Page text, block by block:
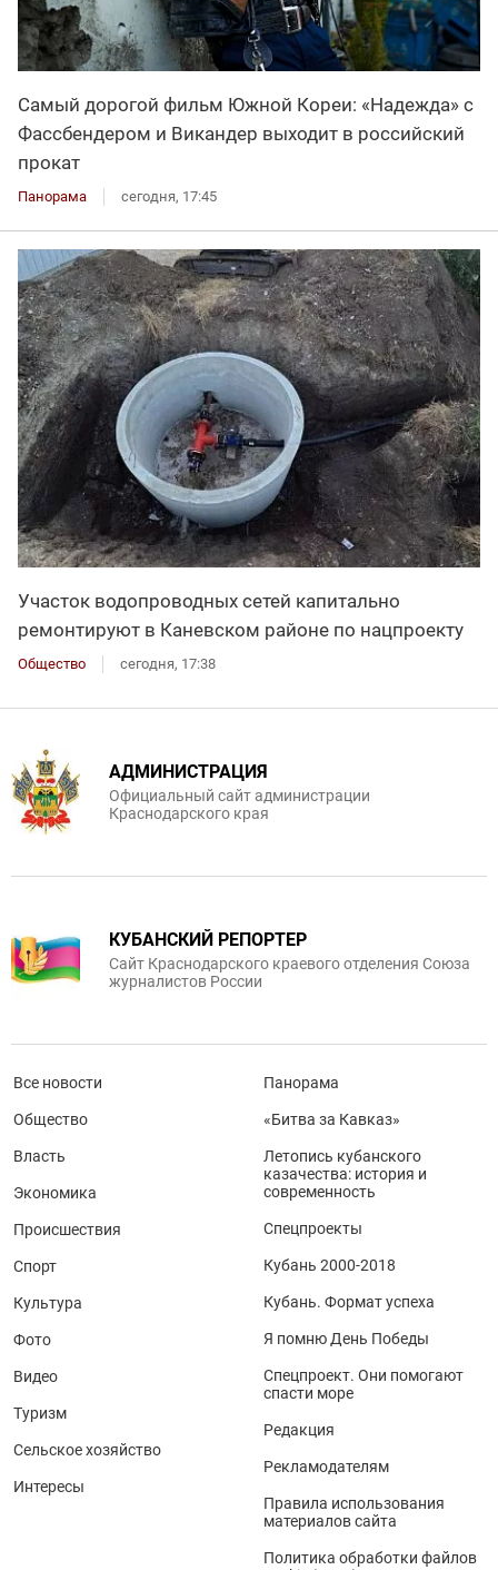
Самый дорогой фильм Южной Кореи: «Надежда» с
Фассбендером и Викандер выходит в российский
прокат
Панорама сегодня, 17:45
Участок водопроводных сетей капитально
ремонтируют в Каневском районе по нацпроекту
Общество сегодня, 17:38
АДМИНИСТРАЦИЯ
Официальный сайт администрации
Краснодарского края
КУБАНСКИЙ РЕПОРТЕР
Сайт Краснодарского краевого отделения Союза
журналистов России
Все новости
Общество
Власть
Экономика
Происшествия
Спорт
Культура
Фото
Видео
Туризм
Сельское хозяйство
Интересы
Панорама
«Битва за Кавказ»
Летопись кубанского
казачества: история и
современность
Спецпроекты
Кубань 2000-2018
Кубань. Формат успеха
Я помню День Победы
Спецпроект. Они помогают
спасти море
Редакция
Рекламодателям
Правила использования
материалов сайта
Политика обработки файлов